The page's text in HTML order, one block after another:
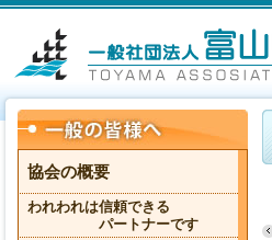
協会の概要
われわれは信頼できる
パートナーです